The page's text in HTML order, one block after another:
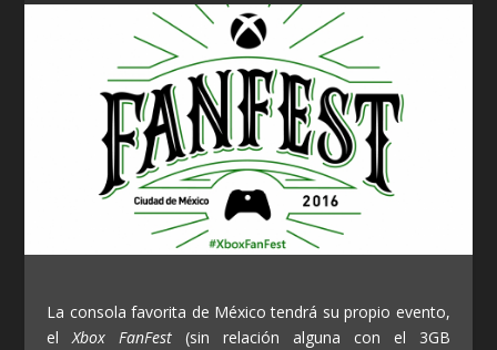
La consola favorita de México tendrá su propio evento,
elXbox FanFest (sin relación alguna con el 3GB